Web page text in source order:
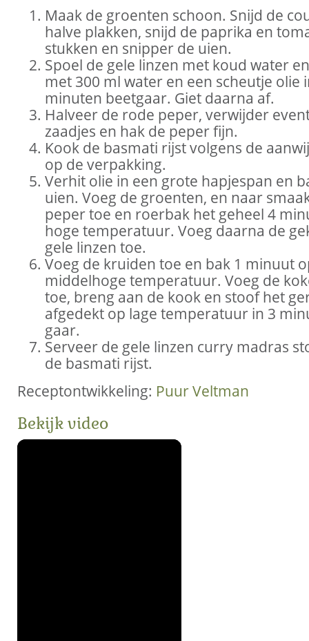
Maak de groenten schoon. Snijd de
halve plakken, snijd de paprika en
stukken en snipper de uien.
Spoel de gele linzen met koud water
met 300 ml water en een scheutje olie
minuten beetgaar. Giet daarna af.
Halveer de rode peper, verwijder
zaadjes en hak de peper fijn.
Kook de basmati rijst volgens de
op de verpakking.
Verhit olie in een grote hapjespan en
uien. Voeg de groenten, en naar
peper toe en roerbak het geheel 4
hoge temperatuur. Voeg daarna de
gele linzen toe.
Voeg de kruiden toe en bak 1 minuut
middelhoge temperatuur. Voeg de
toe, breng aan de kook en stoof het
afgedekt op lage temperatuur in 3
gaar.
Serveer de gele linzen curry madras
de basmati rijst.
Receptontwikkeling: Puur Veltman
Bekijk video